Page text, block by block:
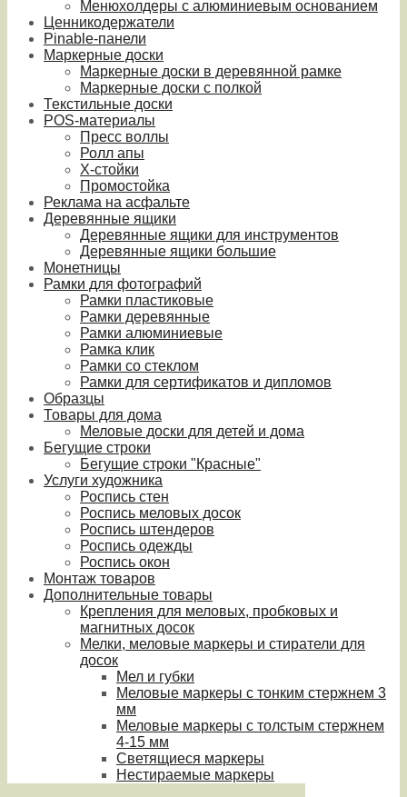
Менюхолдеры с алюминиевым основанием
Ценникодержатели
Pinable-панели
Маркерные доски
Маркерные доски в деревянной рамке
Маркерные доски с полкой
Текстильные доски
POS-материалы
Пресс воллы
Ролл апы
Х-стойки
Промостойка
Реклама на асфальте
Деревянные ящики
Деревянные ящики для инструментов
Деревянные ящики большие
Монетницы
Рамки для фотографий
Рамки пластиковые
Рамки деревянные
Рамки алюминиевые
Рамка клик
Рамки со стеклом
Рамки для сертификатов и дипломов
Образцы
Товары для дома
Меловые доски для детей и дома
Бегущие строки
Бегущие строки "Красные"
Услуги художника
Роспись стен
Роспись меловых досок
Роспись штендеров
Роспись одежды
Роспись окон
Монтаж товаров
Дополнительные товары
Крепления для меловых, пробковых и
магнитных досок
Мелки, меловые маркеры и стиратели для
досок
Мел и губки
Меловые маркеры с тонким стержнем 3
мм
Меловые маркеры с толстым стержнем
4-15 мм
Светящиеся маркеры
Нестираемые маркеры